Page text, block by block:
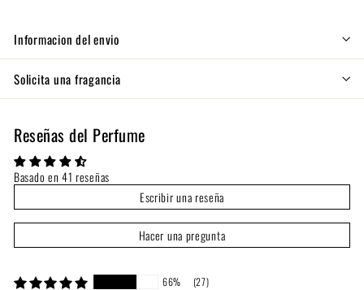
Informacion del envio
Solicita una fragancia
Reseñas del Perfume
Basado en 41 reseñas
Escribir una reseña
Hacer una pregunta
66%
(27)